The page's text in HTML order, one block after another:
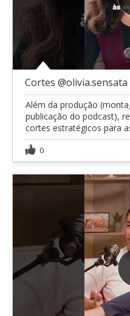
Cortes @olivia.sensata
Além da produção
publicação do podcast),
cortes estratégicos para
0